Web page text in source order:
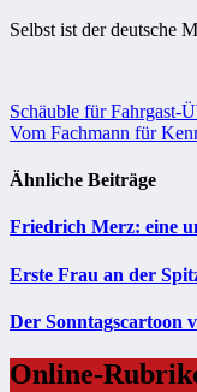
Selbst ist der deutsche
Schäuble für Fahrgast-
Vom Fachmann für
Ähnliche Beiträge
Friedrich Merz: eine
Erste Frau an der
Der Sonntagscartoon
Online-